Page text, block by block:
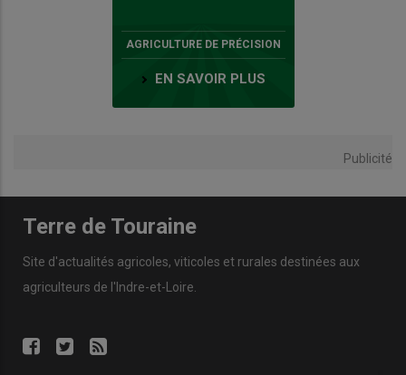
AGRICULTURE DE PRÉCISION
EN SAVOIR PLUS
Publicité
Terre de Touraine
Site d'actualités agricoles, viticoles et rurales destinées aux
agriculteurs de l'Indre-et-Loire.